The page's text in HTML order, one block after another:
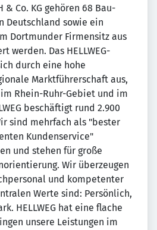
Co. KG gehören 68 Bau-
Deutschland sowie ein
Dortmunder Firmensitz aus
werden. Das HELLWEG-
durch eine hohe
Marktführerschaft aus,
Rhein-Ruhr-Gebiet und im
beschäftigt rund 2.900
sind mehrfach als "bester
Kundenservice"
und stehen für große
Wir überzeugen
und kompetenter
Werte sind: Persönlich,
HELLWEG hat eine flache
unsere Leistungen im